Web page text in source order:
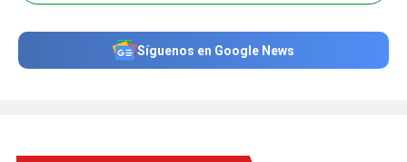
Síguenos en Google News